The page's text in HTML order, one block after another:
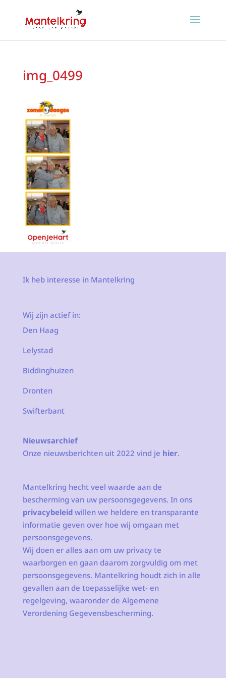
img_0499
Ik heb interesse in Mantelkring
Wij zijn actief in:
Den Haag
Lelystad
Biddinghuizen
Dronten
Swifterbant
Nieuwsarchief
Onze nieuwsberichten uit 2022 vind je hier.
Mantelkring hecht veel waarde aan de
bescherming van uw persoonsgegevens. In ons
privacybeleidwillen we heldere en transparante
informatie geven over hoe wij omgaan met
persoonsgegevens.
Wij doen er alles aan om uw privacy te
waarborgen en gaan daarom zorgvuldig om met
persoonsgegevens. Mantelkring houdt zich in alle
gevallen aan de toepasselijke wet- en
regelgeving, waaronder de Algemene
Verordening Gegevensbescherming.